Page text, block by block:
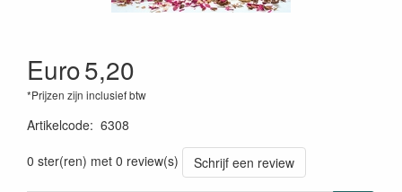
Euro5,20
*Prijzen zijn inclusief btw
Artikelcode: 6308
0 ster(ren) met 0 review(s)
Schrijf een review